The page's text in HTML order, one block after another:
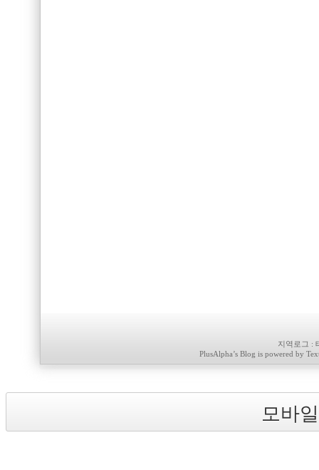
지역로그 :
PlusAlpha’s Blog is powered by
모바